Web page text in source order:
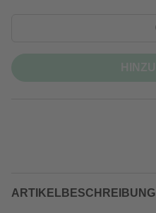
ARTIKELBESCHREIBUNG